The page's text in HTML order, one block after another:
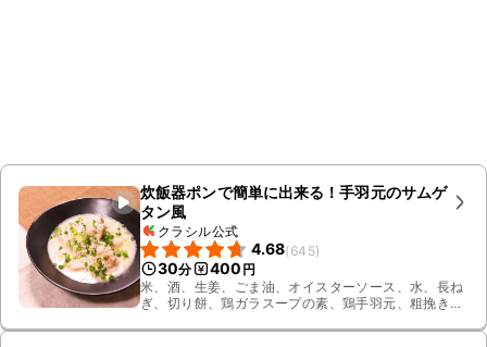
炊飯器ポンで簡単に出来る！手羽元のサムゲ
タン風
クラシル公式
4.68(645)
30分 400 円
米、酒、生姜、ごま油、オイスターソース、水、長ね
ぎ、切り餅、鶏ガラスープの素、鶏手羽元、粗挽き黒